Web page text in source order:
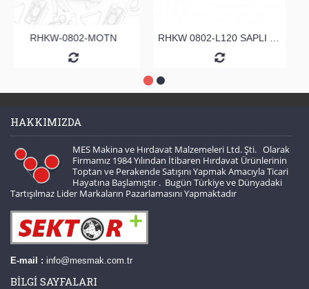
RHKW-0802-MOTN
HAKKIMIZDA
MES Makina ve Hırdavat Malzemeleri Ltd. Şti. Olarak
Firmamız 1984 Yılından İtibaren Hırdavat Ürünlerinin
Toptan ve Perakende Satışını Yapmak Amacıyla Ticari
Hayatına Başlamıştır . Bugün Türkiye ve Dünyadaki
Tartışılmaz Lider Markaların Pazarlamasını Yapmaktadır
E-mail : info@mesmak.com.tr
BILGI SAYFALARI